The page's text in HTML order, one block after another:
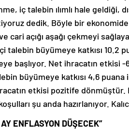
iç talebin ılımlı hale geldiği,
dedik. Böyle bir
cari açığı aşağı çekmeyi
talebin büyümeye katkısı 10.2
başlıyor. Net ihracatın etkisi -
büyümeye katkısı 4,6 puana
etkisi pozitife dönmüştür.
şu anda hazırlanıyor.
ENFLASYON DÜŞECEK”